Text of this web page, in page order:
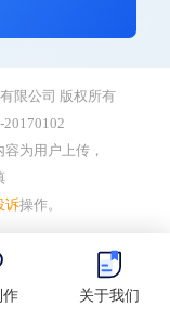
限公司 版权所有
为用户上传，
诉操作。
作 关于我们